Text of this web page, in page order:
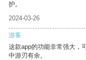
护。
2024-03-26
游客
这款app的功能非常强大，
中游刃有余。